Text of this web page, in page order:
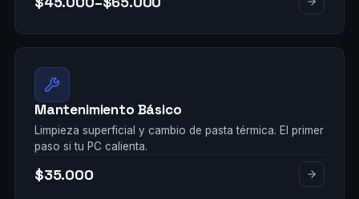
Mantenimiento Básico
Limpieza superficial y cambio de pasta térmica. El primer
paso si tu PC calienta.
$35.000